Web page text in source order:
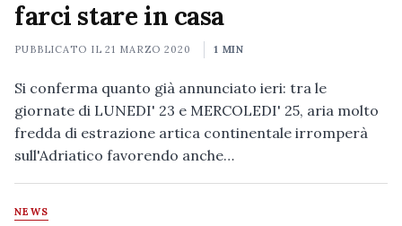
farci stare in casa
PUBBLICATO IL21 MARZO 2020 1 MIN
Si conferma quanto già annunciato ieri: tra le
giornate di LUNEDI' 23 e MERCOLEDI' 25, aria molto
fredda di estrazione artica continentale irromperà
sull'Adriatico favorendo anche…
NEWS